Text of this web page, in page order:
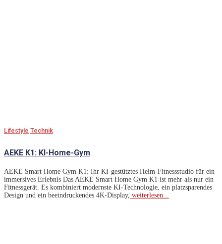
Lifestyle Technik
AEKE K1: KI-Home-Gym
AEKE Smart Home Gym K1: Ihr KI-gestütztes Heim-Fitnessstudio für ein
immersives Erlebnis Das AEKE Smart Home Gym K1 ist mehr als nur ein
Fitnessgerät. Es kombiniert modernste KI-Technologie, ein platzsparendes
Design und ein beeindruckendes 4K-Display, weiterlesen...